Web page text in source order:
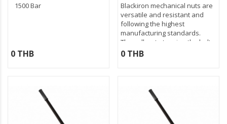
1500 Bar
0 THB
Blackiron mechanical nuts are
versatile and resistant and
following the highest
manufacturing standards.
They allow to tension the bolts
without the use of pressurized
residual load to the bolt itself.
Available up to 6100 kN nom.
preload, can be designed in
special material upon request.
0 THB